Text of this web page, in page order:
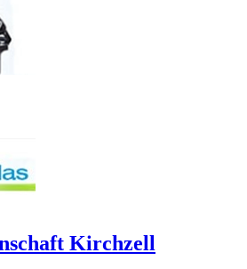
Kirchzell